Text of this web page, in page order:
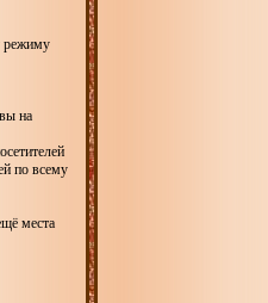
режиму
на
по всему
места